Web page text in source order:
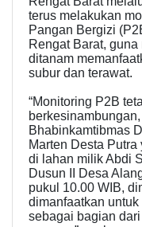
terus melakukan
Pangan Bergizi
Rengat Barat,
ditanam
subur dan terawat.
“Monitoring P2B
Bhabinkamtibmas
Marten Desta
di lahan milik Abdi
Dusun II Desa
pukul 10.00 WIB,
dimanfaatkan
sebagai bagian